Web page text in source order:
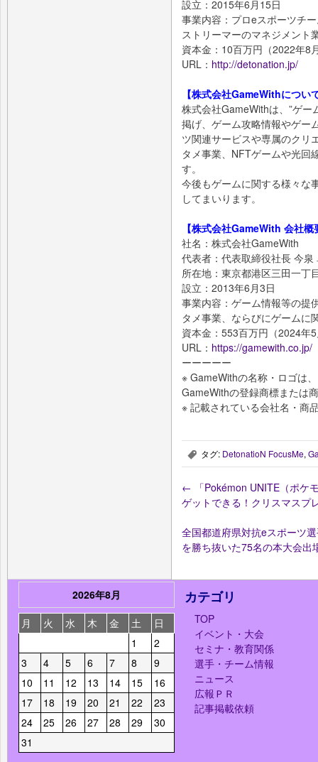
設立：2015年6月15日
事業内容：プロeスポーツチ
ストリーマーのマネジメント
資本金：10百万円（2022年8
URL： http://detonation.jp/
【株式会社GameWithについ
株式会社GameWithは、”ゲー
掲げ、ゲーム攻略情報やゲー
ツ関連サービスや専属のクリ
タメ事業、NFTゲームや光回
す。
今後もゲームに関する様々な
してまいります。
【株式会社GameWith 会社概
社名：株式会社GameWith
代表者：代表取締役社長 今泉
所在地：東京都港区三田一丁
設立：2013年6月3日
事業内容：ゲーム情報等の提
タメ事業、ならびにゲームに
資本金：553百万円（2024年
URL： https://gamewith.co.jp/
ーーーーー
※ GameWithの名称・ロゴは
GameWithの登録商標または
※ 記載されている会社名・商
, タグ: DetonatioN FocusMe,
← 「Pokémon UNITE（ポケ
ゲットできる！クリスマスプ
全国都道府県対抗eスポーツ
を勝ち抜いた75名の本大会
2026年8月
月
火 水 木 金 土
日
1
2
3
4 5 6 7 8
9
10
11 12 13 14 15
16
17
18 19 20 21 22
23
24
25 26 27 28 29
30
31
カテゴリ
TOP
イベント・大会
セミナ・教育関係
選手・チーム情報
ニュース
広報ＰＲ
記事掲載依頼